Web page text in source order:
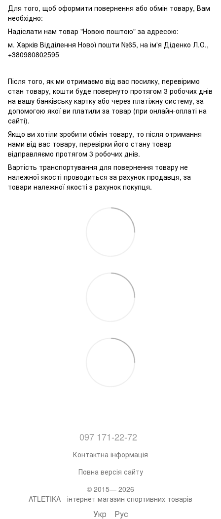
Для того, щоб оформити повернення або обмін товару, Вам
необхідно:
Надіслати нам товар "Новою поштою" за адресою:
м. Харків Відділення Нової пошти №65, на ім'я Діденко Л.О.,
+380980802595
Після того, як ми отримаємо від вас посилку, перевіримо
стан товару, кошти буде повернуто протягом 3 робочих днів
на вашу банківську картку або через платіжну систему, за
допомогою якої ви платили за товар (при онлайн-оплаті на
сайті).
Якщо ви хотіли зробити обмін товару, то після отримання
нами від вас товару, перевірки його стану товар
відправляємо протягом 3 робочих днів.
Вартість транспортування для повернення товару не
належної якості проводиться за рахунок продавця, за
товари належної якості з рахунок покупця.
097 171-22-72
Контактна інформація
Повна версія сайту
© 2015— 2026
ATLETIKA - інтернет магазин спортивних товарів
Укр Рус